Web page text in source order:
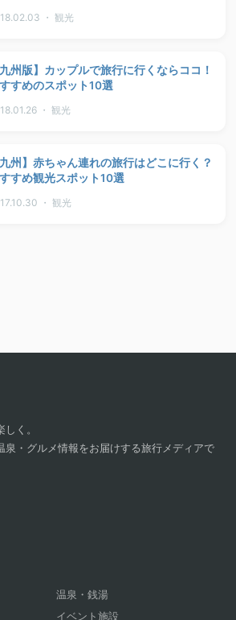
・ 観光
九州版】カップルで旅行に行くならココ！
すめのスポット10選
・ 観光
九州】赤ちゃん連れの旅行はどこに行く？
すめ観光スポット10選
・ 観光
く。
泉・グルメ情報をお届けする旅行メディアで
温泉・銭湯
イベント施設